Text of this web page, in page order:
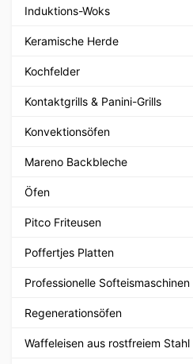
Induktions-Woks
Keramische Herde
Kochfelder
Kontaktgrills & Panini-Grills
Konvektionsöfen
Mareno Backbleche
Öfen
Pitco Friteusen
Poffertjes Platten
Professionelle Softeismaschinen
Regenerationsöfen
Waffeleisen aus rostfreiem Stahl